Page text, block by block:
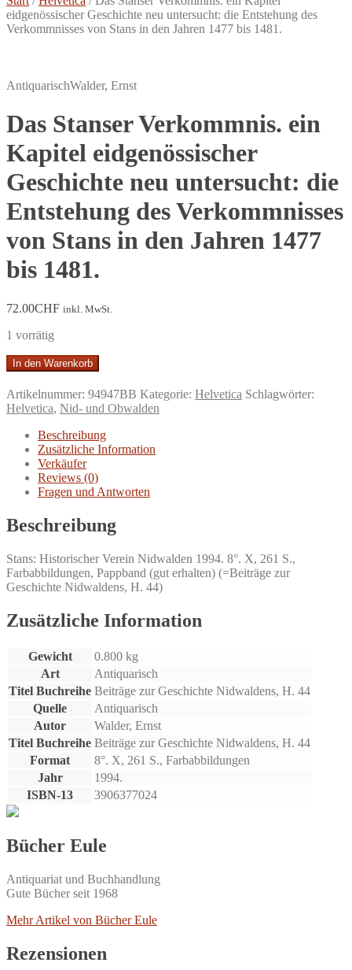
eidgenössischer Geschichte neu untersucht: die Entstehung des
Verkommnisses von Stans in den Jahren 1477 bis 1481.
AntiquarischWalder, Ernst
Das Stanser Verkommnis. ein
Kapitel eidgenössischer
Geschichte neu untersucht: die
Entstehung des Verkommnisses
von Stans in den Jahren 1477
bis 1481.
72.00CHF inkl. MwSt.
1 vorrätig
Das
Stanser
Verkommnis.
ein
Kapitel
eidgenössischer
Geschichte
untersucht:
Entstehung
des
Verkommnisses
Stans
in
den
1477
bis
Menge
In den Warenkorb
Artikelnummer: 94947BB Kategorie: Helvetica Schlagwörter:
Helvetica, Nid- und Obwalden
Beschreibung
Zusätzliche Information
Verkäufer
Reviews (0)
Fragen und Antworten
Beschreibung
Stans: Historischer Verein Nidwalden 1994. 8°. X, 261 S.,
Farbabbildungen, Pappband (gut erhalten) (=Beiträge zur
Geschichte Nidwaldens, H. 44)
Zusätzliche Information
Gewicht
0.800 kg
Art
Antiquarisch
Titel Buchreihe Beiträge zur Geschichte Nidwaldens, H. 44
Quelle
Antiquarisch
Autor
Walder, Ernst
Titel Buchreihe Beiträge zur Geschichte Nidwaldens, H. 44
Format
8°. X, 261 S., Farbabbildungen
Jahr
1994.
ISBN-13
3906377024
Bücher Eule
Antiquariat und Buchhandlung
Gute Bücher seit 1968
Mehr Artikel von Bücher Eule
Rezensionen